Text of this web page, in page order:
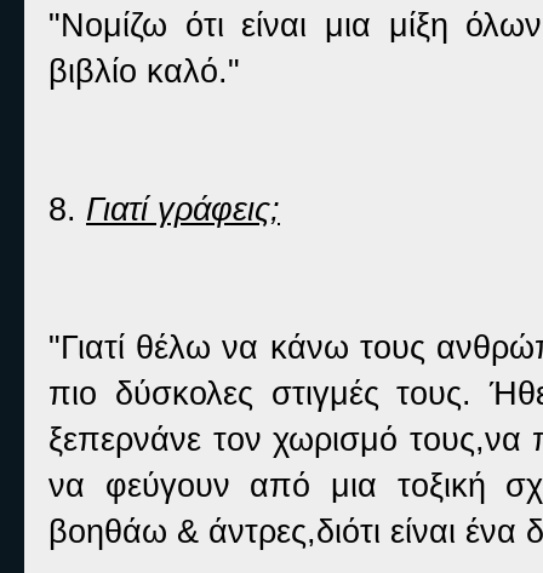
"Νομίζω ότι είναι μια μίξη
βιβλίο καλό."
8. Γιατί γράφεις;
"Γιατί θέλω να κάνω τους
πιο δύσκολες στιγμές τους.
ξεπερνάνε τον χωρισμό
να φεύγουν από μια τοξική
βοηθάω & άντρες,διότι είναι ένα